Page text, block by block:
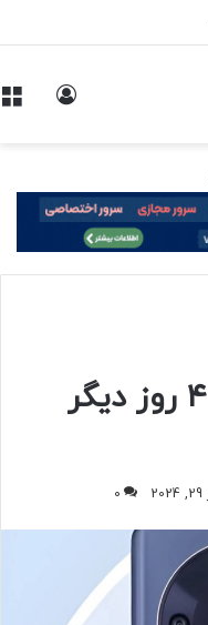
گوشی جدید هواوی ۴ روز دیگر
0